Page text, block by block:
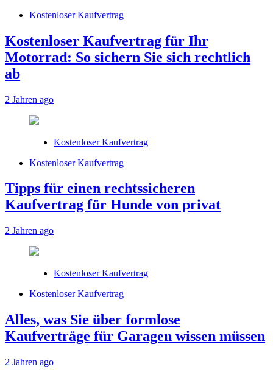
Kostenloser Kaufvertrag
Kostenloser Kaufvertrag für Ihr
Motorrad: So sichern Sie sich rechtlich
ab
2 Jahren ago
Kostenloser Kaufvertrag
Kostenloser Kaufvertrag
Tipps für einen rechtssicheren
Kaufvertrag für Hunde von privat
2 Jahren ago
Kostenloser Kaufvertrag
Kostenloser Kaufvertrag
Alles, was Sie über formlose
Kaufverträge für Garagen wissen müssen
2 Jahren ago